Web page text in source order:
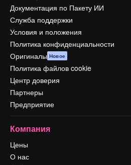
Документация по Пакету ИИ
Служба поддержки
Условия и положения
Политика конфиденциальности
Оригиналы Новое
Политика файлов cookie
Центр доверия
Партнеры
Предприятие
Компания
Цены
О нас